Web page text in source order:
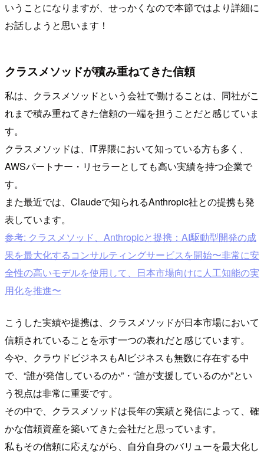
いうことになりますが、せっかくなので本節ではより詳細に
お話しようと思います！
クラスメソッドが積み重ねてきた信頼
私は、クラスメソッドという会社で働けることは、同社がこ
れまで積み重ねてきた信頼の一端を担うことだと感じていま
す。
クラスメソッドは、IT界隈において知っている方も多く、
AWSパートナー・リセラーとしても高い実績を持つ企業で
す。
また最近では、Claudeで知られるAnthropic社との提携も発
表しています。
参考: クラスメソッド、Anthropicと提携：AI駆動型開発の成
果を最大化するコンサルティングサービスを開始〜非常に安
全性の高いモデルを使用して、日本市場向けに人工知能の実
用化を推進〜
こうした実績や提携は、クラスメソッドが日本市場において
信頼されていることを示す一つの表れだと感じています。
今や、クラウドビジネスもAIビジネスも無数に存在する中
で、“誰が発信しているのか”・“誰が支援しているのか”とい
う視点は非常に重要です。
その中で、クラスメソッドは長年の実績と発信によって、確
かな信頼資産を築いてきた会社だと思っています。
私もその信頼に応えながら、自分自身のバリューを最大化し